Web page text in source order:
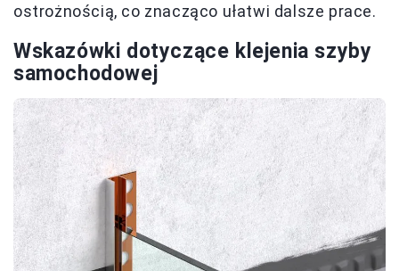
ostrożnością, co znacząco ułatwi dalsze prace.
Wskazówki dotyczące klejenia szyby
samochodowej